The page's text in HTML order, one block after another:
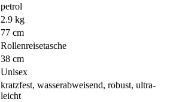
petrol
2.9 kg
77 cm
Rollenreisetasche
38 cm
Unisex
kratzfest, wasserabweisend, robust, ultra-
leicht